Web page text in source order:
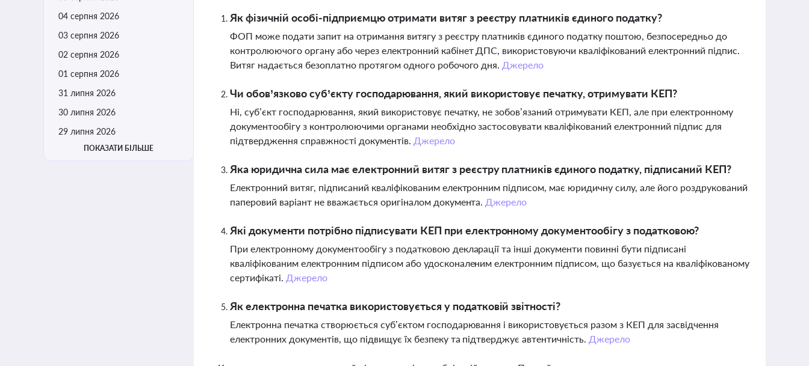
04 серпня 2026
03 серпня 2026
02 серпня 2026
01 серпня 2026
31 липня 2026
30 липня 2026
29 липня 2026
ПОКАЗАТИ БІЛЬШЕ
Як фізичній особі-підприємцю отримати витяг з реєстру платників єдиного податку?
ФОП може подати запит на отримання витягу з реєстру платників єдиного податку поштою, безпосередньо до
контролюючого органу або через електронний кабінет ДПС, використовуючи кваліфікований електронний підпис.
Витяг надається безоплатно протягом одного робочого дня. Джерело
Чи обов’язково суб’єкту господарювання, який використовує печатку, отримувати КЕП?
Ні, суб’єкт господарювання, який використовує печатку, не зобов’язаний отримувати КЕП, але при електронному
документообігу з контролюючими органами необхідно застосовувати кваліфікований електронний підпис для
підтвердження справжності документів. Джерело
Яка юридична сила має електронний витяг з реєстру платників єдиного податку, підписаний КЕП?
Електронний витяг, підписаний кваліфікованим електронним підписом, має юридичну силу, але його роздрукований
паперовий варіант не вважається оригіналом документа. Джерело
Які документи потрібно підписувати КЕП при електронному документообігу з податковою?
При електронному документообігу з податковою декларації та інші документи повинні бути підписані
кваліфікованим електронним підписом або удосконаленим електронним підписом, що базується на кваліфікованому
сертифікаті. Джерело
Як електронна печатка використовується у податковій звітності?
Електронна печатка створюється суб’єктом господарювання і використовується разом з КЕП для засвідчення
електронних документів, що підвищує їх безпеку та підтверджує автентичність. Джерело